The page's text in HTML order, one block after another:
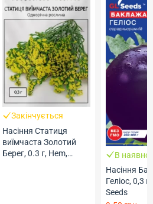
Закінчується
Насіння Статиця
виїмчаста Золотий
Берег, 0.3 г, Hem,
В
Насіння
Геліос, 0,3
Seeds